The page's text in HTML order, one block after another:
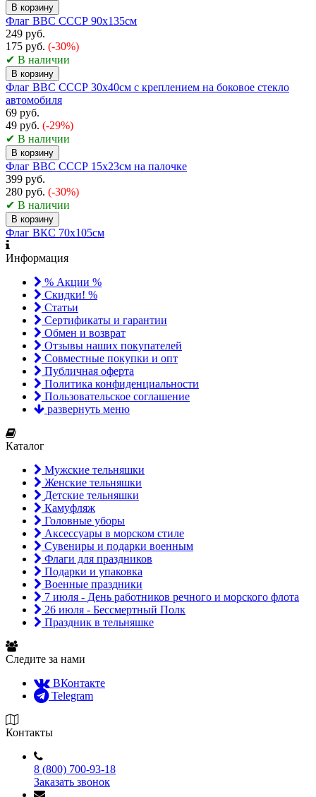
В корзину
Флаг ВВС СССР 90х135см
249 руб.
175 руб. (-30%)
✔ В наличии
В корзину
Флаг ВВС СССР 30х40см с креплением на боковое стекло
автомобиля
69 руб.
49 руб. (-29%)
✔ В наличии
В корзину
Флаг ВВС СССР 15х23см на палочке
399 руб.
280 руб. (-30%)
✔ В наличии
В корзину
Флаг ВКС 70х105см
Информация
% Акции %
Скидки! %
Статьи
Сертификаты и гарантии
Обмен и возврат
Отзывы наших покупателей
Совместные покупки и опт
Публичная оферта
Политика конфиденциальности
Пользовательское соглашение
развернуть меню
Каталог
Мужские тельняшки
Женские тельняшки
Детские тельняшки
Камуфляж
Головные уборы
Аксессуары в морском стиле
Сувениры и подарки военным
Флаги для праздников
Подарки и упаковка
Военные праздники
7 июля - День работников речного и морского флота
26 июля - Бессмертный Полк
Праздник в тельняшке
Следите за нами
ВКонтакте
Telegram
Контакты
8 (800) 700-93-18
Заказать звонок